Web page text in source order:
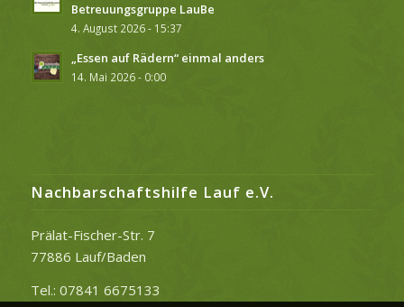
Betreuungsgruppe LauBe
4. August 2026 - 15:37
„Essen auf Rädern“ einmal anders
14. Mai 2026 - 0:00
Nachbarschaftshilfe Lauf e.V.
Prälat-Fischer-Str. 7
77886 Lauf/Baden
Tel.: 07841 6675133